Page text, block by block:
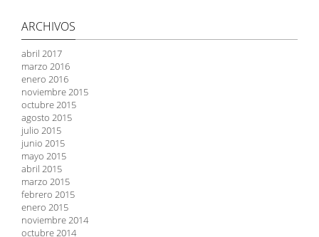
ARCHIVOS
abril 2017
marzo 2016
enero 2016
noviembre 2015
octubre 2015
agosto 2015
julio 2015
junio 2015
mayo 2015
abril 2015
marzo 2015
febrero 2015
enero 2015
noviembre 2014
octubre 2014